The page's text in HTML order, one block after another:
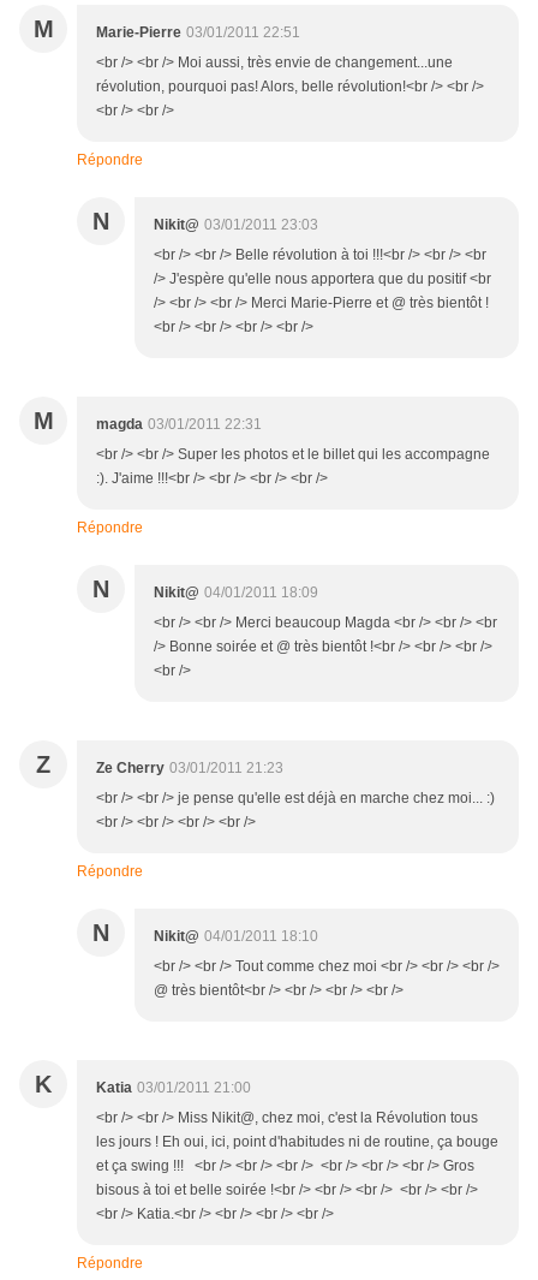
M Marie-Pierre 03/01/2011 22:51
<br /> <br /> Moi aussi, très envie de changement...une
révolution, pourquoi pas! Alors, belle révolution!<br /> <br />
<br /> <br />
Répondre
N Nikit@ 03/01/2011 23:03
<br /> <br /> Belle révolution à toi !!!<br /> <br /> <br
/> J'espère qu'elle nous apportera que du positif <br
/> <br /> <br /> Merci Marie-Pierre et @ très bientôt !
<br /> <br /> <br /> <br />
M magda 03/01/2011 22:31
<br /> <br /> Super les photos et le billet qui les accompagne
:). J'aime !!!<br /> <br /> <br /> <br />
Répondre
N Nikit@ 04/01/2011 18:09
<br /> <br /> Merci beaucoup Magda <br /> <br /> <br
/> Bonne soirée et @ très bientôt !<br /> <br /> <br />
<br />
Z Ze Cherry 03/01/2011 21:23
<br /> <br /> je pense qu'elle est déjà en marche chez moi... :)
<br /> <br /> <br /> <br />
Répondre
N Nikit@ 04/01/2011 18:10
<br /> <br /> Tout comme chez moi <br /> <br /> <br />
@ très bientôt<br /> <br /> <br /> <br />
K Katia 03/01/2011 21:00
<br /> <br /> Miss Nikit@, chez moi, c'est la Révolution tous
les jours ! Eh oui, ici, point d'habitudes ni de routine, ça bouge
et ça swing !!! <br /> <br /> <br /> <br /> <br /> <br /> Gros
bisous à toi et belle soirée !<br /> <br /> <br /> <br /> <br />
<br /> Katia.<br /> <br /> <br /> <br />
Répondre